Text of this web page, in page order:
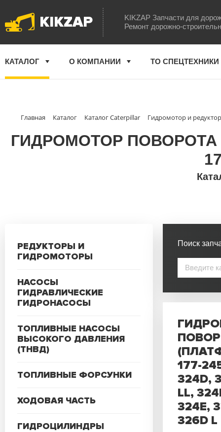
KIKZAP
KIKZAP Запчасти для
Ремонт дорожно-
КАТАЛОГ О КОМПАНИИ ТО СПЕЦТЕХНИКИ
Главная Каталог Каталог Caterpillar Гидромотор и
ГИДРОМОТОР ПОВОРОТА
РЕДУКТОРЫ И
ГИДРОМОТОРЫ
НАСОСЫ
ГИДРАВЛИЧЕСКИЕ
ГИДРОНАСОСЫ
ТОПЛИВНЫЕ НАСОСЫ
ВЫСОКОГО ДАВЛЕНИЯ
(ТНВД)
ТОПЛИВНЫЕ ФОРСУНКИ
ХОДОВАЯ ЧАСТЬ
ГИДРОЦИЛИНДРЫ
Поиск
177-
324D,
LL,
324E,
326D L